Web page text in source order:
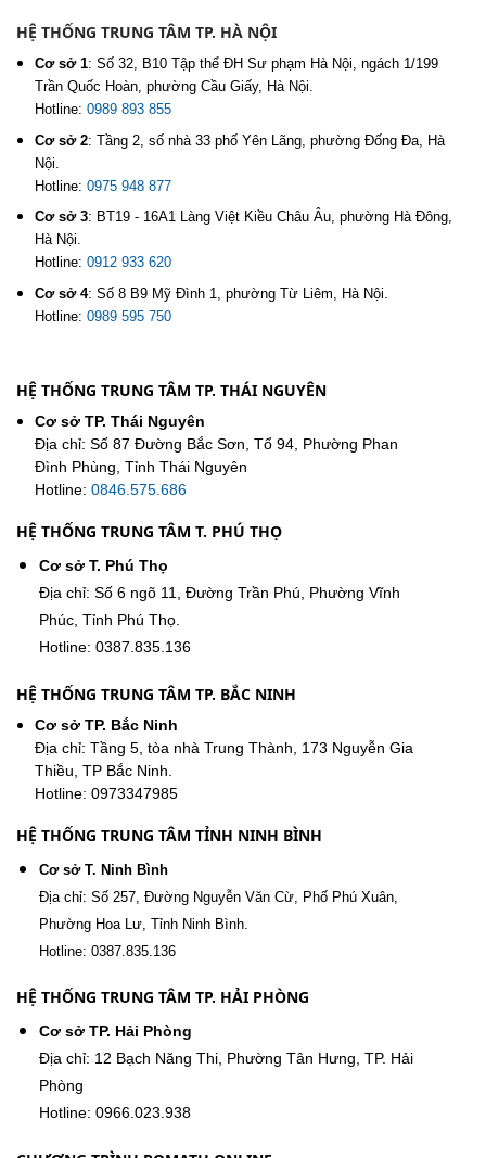
HỆ THỐNG TRUNG TÂM TP. HÀ NỘI
Cơ sở 1: Số 32, B10 Tập thể ĐH Sư phạm Hà Nội, ngách 1/199
Trần Quốc Hoàn, phường Cầu Giấy, Hà Nội.
Hotline: 0989 893 855
Cơ sở 2: Tầng 2, số nhà 33 phố Yên Lãng, phường Đống Đa, Hà
Nội.
Hotline: 0975 948 877
Cơ sở 3: BT19 - 16A1 Làng Việt Kiều Châu Âu, phường Hà Đông,
Hà Nội.
Hotline: 0912 933 620
Cơ sở 4: Số 8 B9 Mỹ Đình 1, phường Từ Liêm, Hà Nội.
Hotline: 0989 595 750
HỆ THỐNG TRUNG TÂM TP. THÁI NGUYÊN
Cơ sở TP. Thái Nguyên
Địa chỉ: Số 87 Đường Bắc Sơn, Tổ 94, Phường Phan
Đình Phùng, Tỉnh Thái Nguyên
Hotline: 0846.575.686
HỆ THỐNG TRUNG TÂM T. PHÚ THỌ
Cơ sở T. Phú Thọ
Địa chỉ: Số 6 ngõ 11, Đường Trần Phú, Phường Vĩnh
Phúc, Tỉnh Phú Thọ.
Hotline: 0387.835.136
HỆ THỐNG TRUNG TÂM TP. BẮC NINH
Cơ sở TP. Bắc Ninh
Địa chỉ: Tầng 5, tòa nhà Trung Thành, 173 Nguyễn Gia
Thiều, TP Bắc Ninh.
Hotline: 0973347985
HỆ THỐNG TRUNG TÂM TỈNH NINH BÌNH
Cơ sở T. Ninh Bình
Địa chỉ: Số 257, Đường Nguyễn Văn Cừ, Phố Phú Xuân,
Phường Hoa Lư, Tỉnh Ninh Bình.
Hotline: 0387.835.136
HỆ THỐNG TRUNG TÂM TP. HẢI PHÒNG
Cơ sở TP. Hải Phòng
Địa chỉ: 12 Bạch Năng Thi, Phường Tân Hưng, TP. Hải
Phòng
Hotline: 0966.023.938